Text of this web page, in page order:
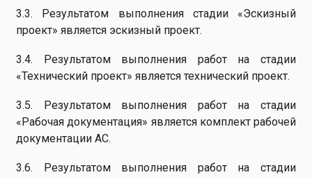
3.3. Результатом выполнения стадии «Эскизный
проект» является эскизный проект.
3.4. Результатом выполнения работ на стадии
«Технический проект» является технический проект.
3.5. Результатом выполнения работ на стадии
«Рабочая документация» является комплект рабочей
документации АС.
3.6. Результатом выполнения работ на стадии